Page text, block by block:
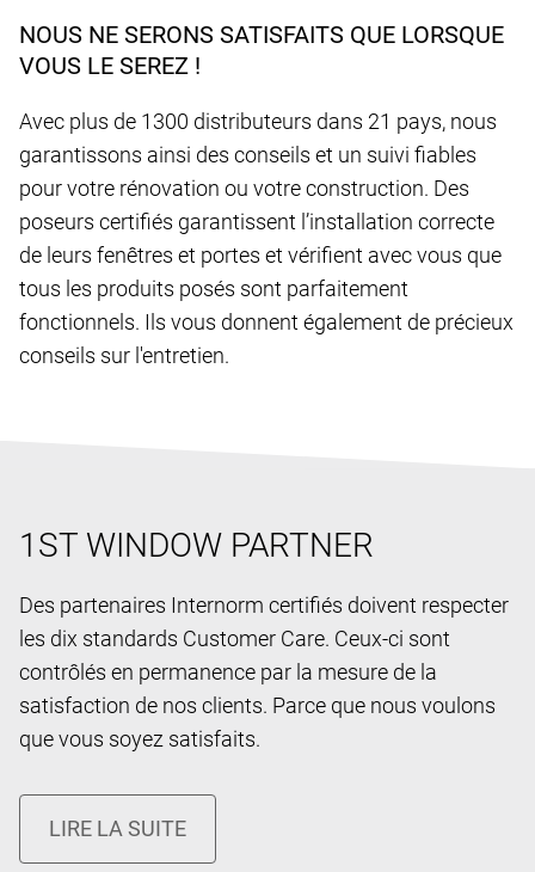
NOUS NE SERONS SATISFAITS QUE LORSQUE
VOUS LE SEREZ !
Avec plus de 1300 distributeurs dans 21 pays, nous
garantissons ainsi des conseils et un suivi fiables
pour votre rénovation ou votre construction. Des
poseurs certifiés garantissent l’installation correcte
de leurs fenêtres et portes et vérifient avec vous que
tous les produits posés sont parfaitement
fonctionnels. Ils vous donnent également de précieux
conseils sur l'entretien.
1ST WINDOW PARTNER
Des partenaires Internorm certifiés doivent respecter
les dix standards Customer Care. Ceux-ci sont
contrôlés en permanence par la mesure de la
satisfaction de nos clients. Parce que nous voulons
que vous soyez satisfaits.